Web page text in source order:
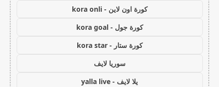
كورة اون لاين - kora onli
كورة جول - kora goal
كورة ستار - kora star
سوريا لايف
يلا لايف - yalla live